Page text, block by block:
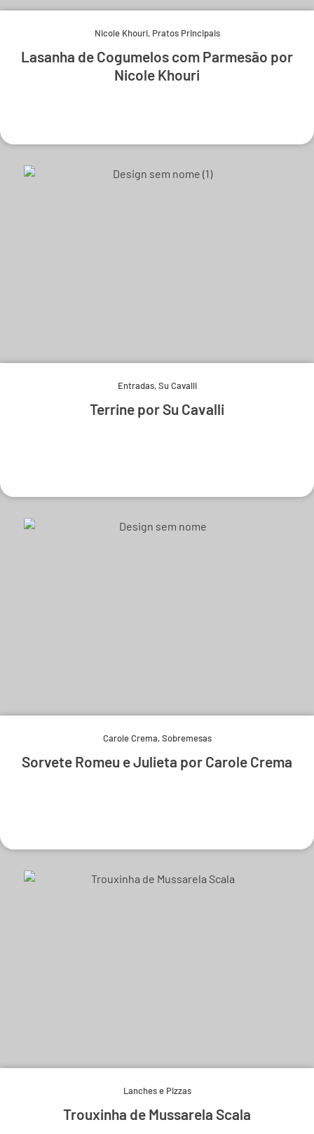
Nicole Khouri, Pratos Principais
Lasanha de Cogumelos com Parmesão por
Nicole Khouri
Entradas,Su Cavalli
Terrine por Su Cavalli
Carole Crema,Sobremesas
Sorvete Romeu e Julieta por Carole Crema
Lanches e Pizzas
Trouxinha de Mussarela Scala